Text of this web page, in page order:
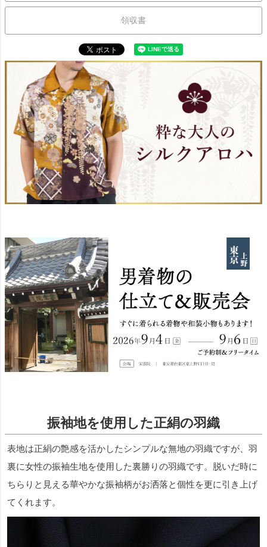
領収書
振袖地を使用した正絹の羽織
表地は正絹の艶感を活かしたシンプルな無地の羽織ですが、羽
裏に女性の振袖生地を使用した裏勝りの羽織です。脱いだ時に
ちらりと見える華やかな振袖柄がお洒落と個性を更に引き上げ
てくれます。